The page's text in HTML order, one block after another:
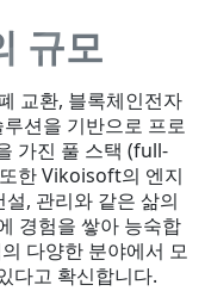
규모
교환, 블록체인전자
션을 기반으로 프로
가진 풀 스택 (full-
한 Vikoisoft의 엔지
, 관리와 같은 삶의
경험을 쌓아 능숙합
다양한 분야에서 모
다고 확신합니다.